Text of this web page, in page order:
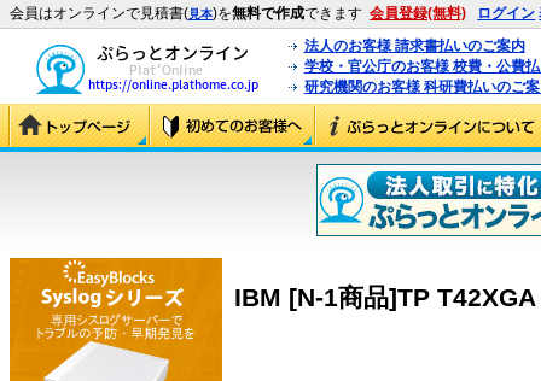
会員はオンラインで見積書(見本)を無料で作成できます 会員登録(無料) ログイン
法人のお客様 請求書払いのご案内
学校・官公庁のお客様 校費・公費
研究機関のお客様 科研費払いのご
IBM [N-1商品]TP